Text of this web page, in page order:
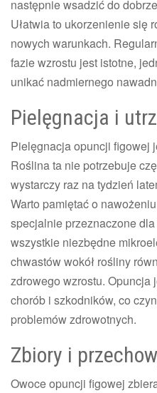
następnie wsadzić do
Ułatwia to ukorzenienie się
nowych warunkach.
fazie wzrostu jest istotne,
unikać nadmiernego
Pielęgnacja i
Pielęgnacja opuncji figowej
Roślina ta nie potrzebuje
wystarczy raz na tydzień
Warto pamiętać o
specjalnie przeznaczone
wszystkie niezbędne
chwastów wokół rośliny
zdrowego wzrostu. Opuncja
chorób i szkodników, co
problemów zdrowotnych.
Zbiory i
Owoce opuncji figowej